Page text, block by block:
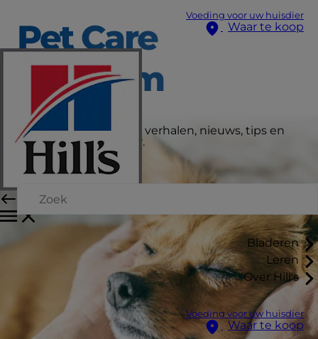
Voeding voor uw huisdier
Waar te koop
Bladeren
Leren
Over Hill's
Voeding voor uw huisdier
Waar te koop
Pet Care
Centrum
Lees hier de nieuwste verhalen, nieuws, tips en
advies voor je huisdier.